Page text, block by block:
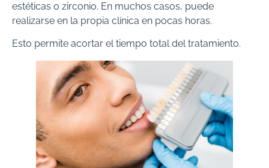
estéticas o zirconio. En muchos casos, puede
realizarse en la propia clínica en pocas horas.
Esto permite acortar el tiempo total del tratamiento.